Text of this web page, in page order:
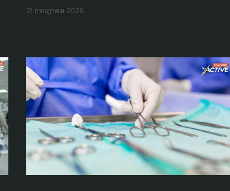
21 กรกฎาคม 2026